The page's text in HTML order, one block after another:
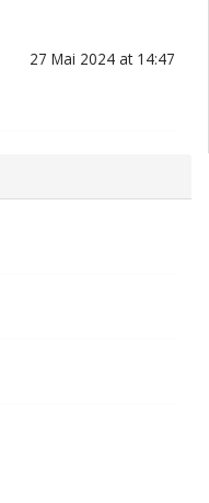
27 Mai 2024 at 14:47